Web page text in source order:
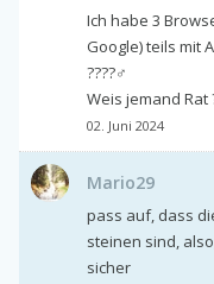
Ich habe 3
Google) teils mit
????‍♂️
Weis jemand Rat
02. Juni 2024
Mario29
pass auf, dass
steinen sind,
sicher